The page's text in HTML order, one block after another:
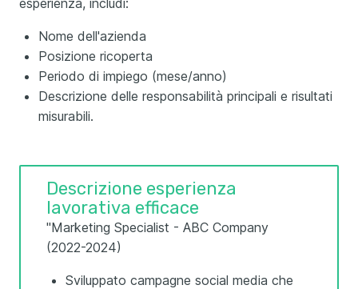
Nome dell'azienda
Posizione ricoperta
Periodo di impiego (mese/anno)
Descrizione delle responsabilità principali e risultati
misurabili.
Descrizione esperienza
lavorativa efficace
"Marketing Specialist - ABC Company
(2022-2024)
Sviluppato campagne social media che